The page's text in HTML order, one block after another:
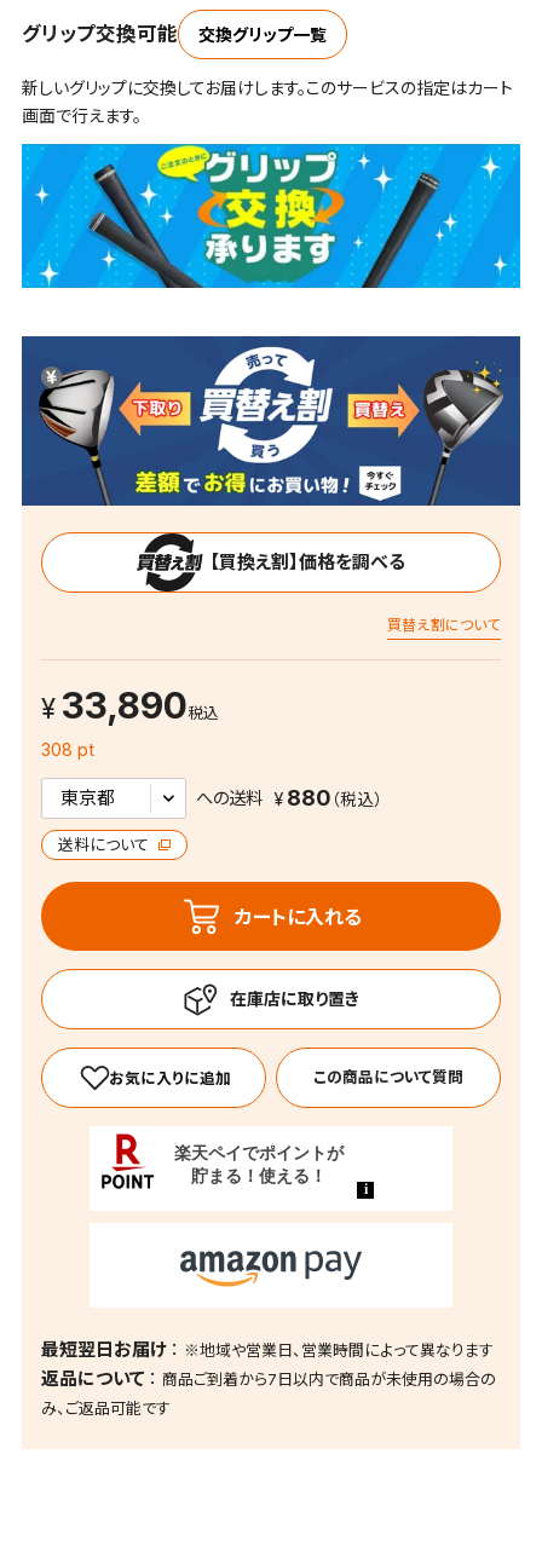
グリップ交換可能 交換グリップ一覧
新しいグリップに交換してお届けします。このサービスの指定はカート
画面で行えます。
【買換え割】価格を調べる
買替え割について
33,890税込
308 pt
への送料 880
送料について
カートに入れる
この商品について質問
最短翌日お届け ※地域や営業日、営業時間によって異なります
返品について
商品ご到着から7日以内で商品が未使用の場合の
み、ご返品可能です